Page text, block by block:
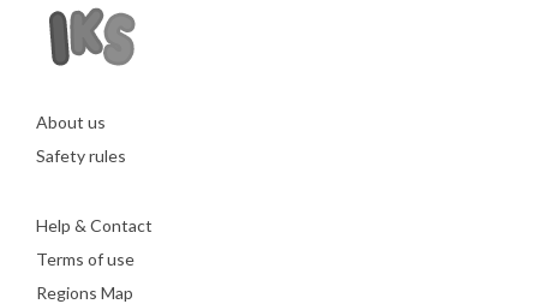
About us
Safety rules
Help & Contact
Terms of use
Regions Map